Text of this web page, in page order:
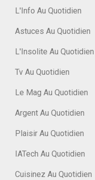
L'Info Au Quotidien
Astuces Au Quotidien
L'Insolite Au Quotidien
Tv Au Quotidien
Le Mag Au Quotidien
Argent Au Quotidien
Plaisir Au Quotidien
IATech Au Quotidien
Cuisinez Au Quotidien